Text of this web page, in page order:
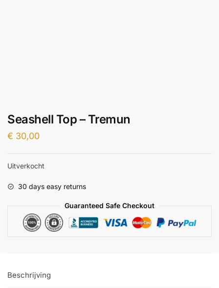
Seashell Top – Tremun
€ 30,00
Uitverkocht
30 days easy returns
Guaranteed Safe Checkout
Beschrijving